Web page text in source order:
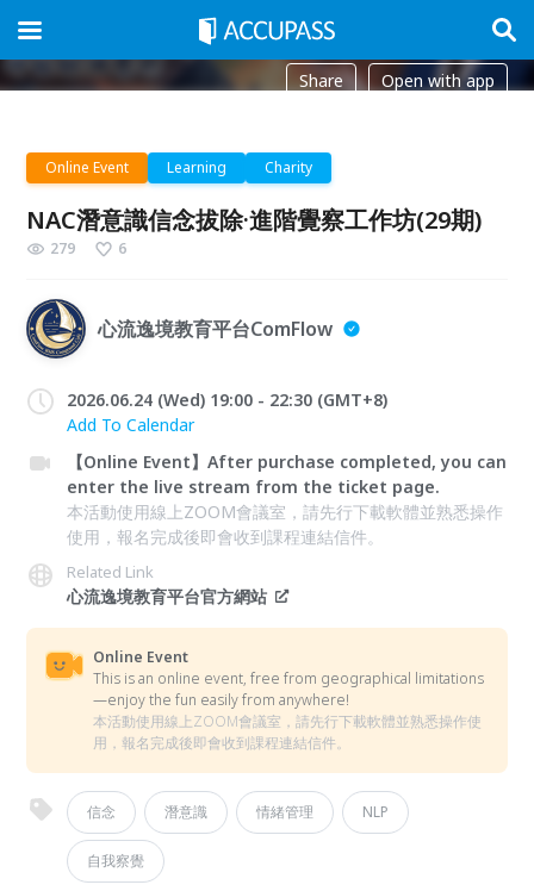
Share Open with app
Online Event Learning Charity
NAC潛意識信念拔除·進階覺察工作坊(29期)
279 6
心流逸境教育平台ComFlow
2026.06.24 (Wed) 19:00 - 22:30 (GMT+8)
Add To Calendar
【Online Event】After purchase completed, you can
enter the live stream from the ticket page.
本活動使用線上ZOOM會議室，請先行下載軟體並熟悉操作
使用，報名完成後即會收到課程連結信件。
Related Link
心流逸境教育平台官方網站
Online Event
This is an online event, free from geographical limitations
—enjoy the fun easily from anywhere!
本活動使用線上ZOOM會議室，請先行下載軟體並熟悉操作使
用，報名完成後即會收到課程連結信件。
信念 潛意識 情緒管理 NLP
自我察覺